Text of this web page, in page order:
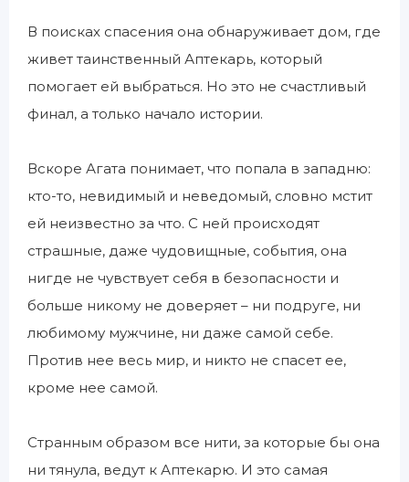
В поисках спасения она обнаруживает дом, где
живет таинственный Аптекарь, который
помогает ей выбраться. Но это не счастливый
финал, а только начало истории.
Вскоре Агата понимает, что попала в западню:
кто-то, невидимый и неведомый, словно мстит
ей неизвестно за что. С ней происходят
страшные, даже чудовищные, события, она
нигде не чувствует себя в безопасности и
больше никому не доверяет – ни подруге, ни
любимому мужчине, ни даже самой себе.
Против нее весь мир, и никто не спасет ее,
кроме нее самой.
Странным образом все нити, за которые бы она
ни тянула, ведут к Аптекарю. И это самая